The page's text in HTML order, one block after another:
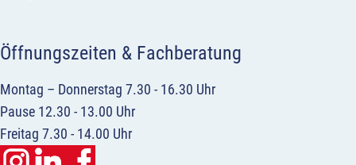
Öffnungszeiten & Fachberatung
Montag – Donnerstag 7.30 - 16.30 Uhr
Pause 12.30 - 13.00 Uhr
Freitag 7.30 - 14.00 Uhr